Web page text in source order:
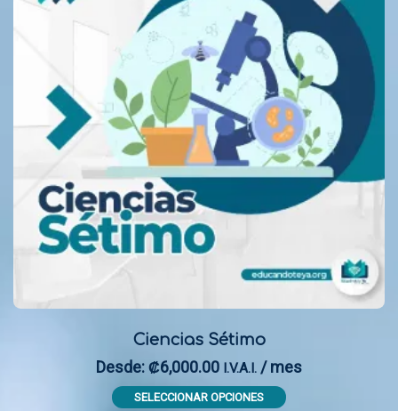
Ciencias Sétimo
Desde: ₡6,000.00 I.V.A.I. / mes
SELECCIONAR OPCIONES
This